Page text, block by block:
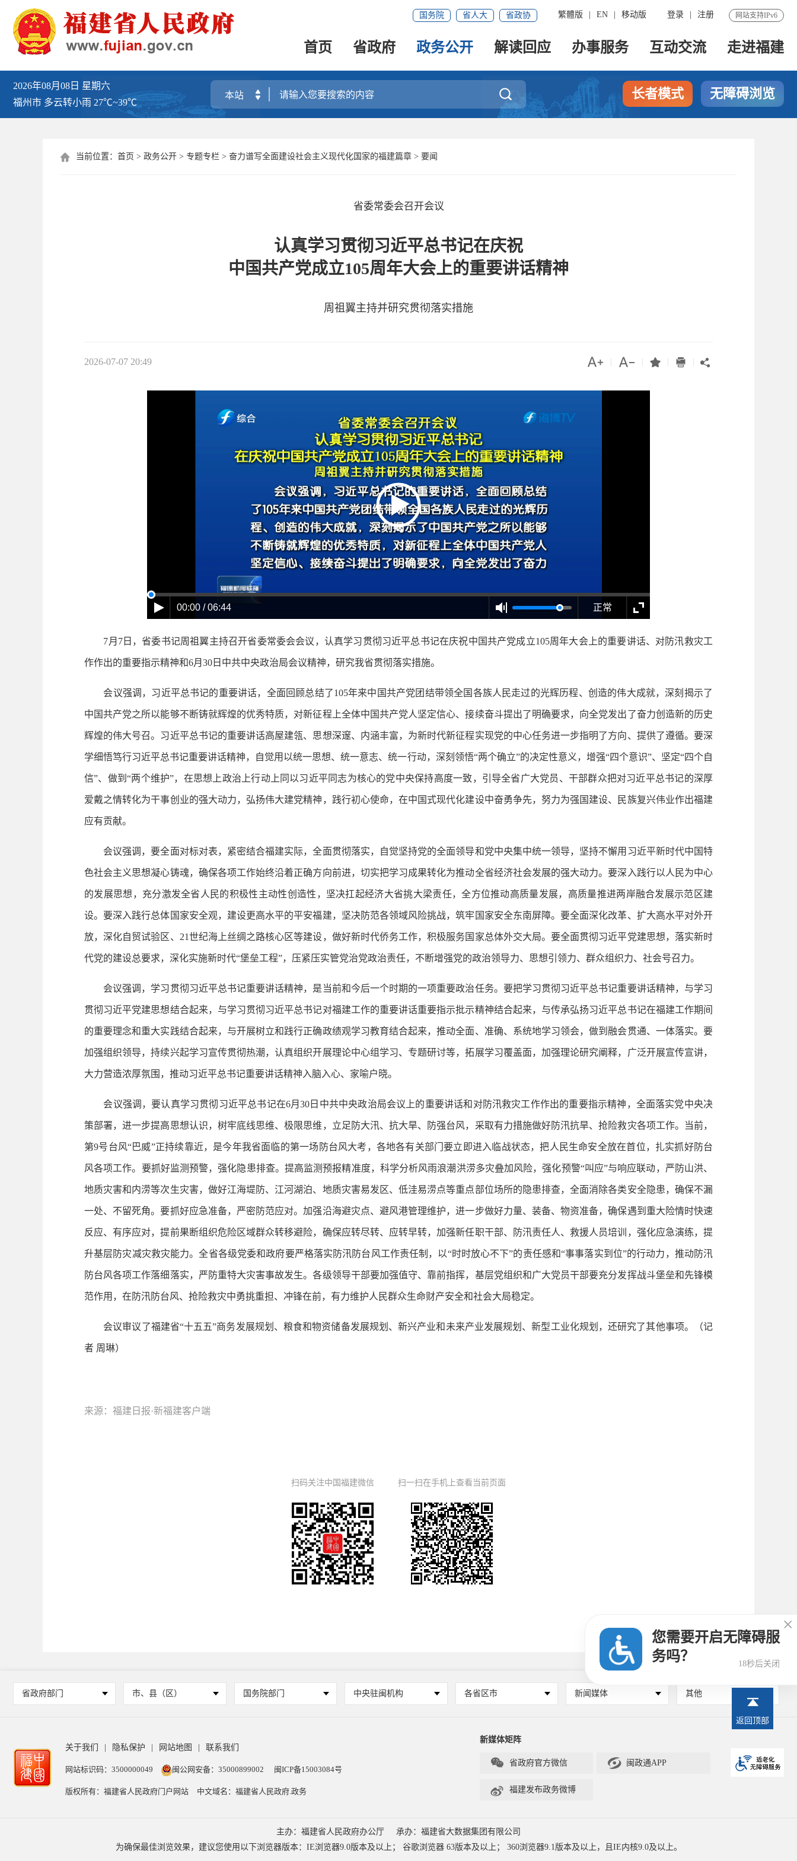
网站支持IPv6
登录 注册
繁體版 EN 移动版
国务院 省人大 省政协
首页 省政府 政务公开 解读回应 办事服务 互动交流 走进福建
2026年08月08日 星期六
福州市 多云转小雨 27℃~39℃
 长者模式 无障碍浏览
 当前位置： 首页 > 政务公开 > 专题专栏 > 奋力谱写全面建设社会主义现代化国家的福建篇章 > 要闻
省委常委会召开会议
认真学习贯彻习近平总书记在庆祝
中国共产党成立105周年大会上的重要讲话精神
周祖翼主持并研究贯彻落实措施
2026-07-07 20:49     
00:00 / 06:44 正常
7月7日，省委书记周祖翼主持召开省委常委会会议，认真学习贯彻习近平总书记在庆祝中国共产党成立105周年大会上的重要讲话、对防汛救灾工
作作出的重要指示精神和6月30日中共中央政治局会议精神，研究我省贯彻落实措施。
会议强调，习近平总书记的重要讲话，全面回顾总结了105年来中国共产党团结带领全国各族人民走过的光辉历程、创造的伟大成就，深刻揭示了
中国共产党之所以能够不断铸就辉煌的优秀特质，对新征程上全体中国共产党人坚定信心、接续奋斗提出了明确要求，向全党发出了奋力创造新的历史
辉煌的伟大号召。习近平总书记的重要讲话高屋建瓴、思想深邃、内涵丰富，为新时代新征程实现党的中心任务进一步指明了方向、提供了遵循。要深
学细悟笃行习近平总书记重要讲话精神，自觉用以统一思想、统一意志、统一行动，深刻领悟“两个确立”的决定性意义，增强“四个意识”、坚定“四个自
信”、做到“两个维护”，在思想上政治上行动上同以习近平同志为核心的党中央保持高度一致，引导全省广大党员、干部群众把对习近平总书记的深厚
爱戴之情转化为干事创业的强大动力，弘扬伟大建党精神，践行初心使命，在中国式现代化建设中奋勇争先，努力为强国建设、民族复兴伟业作出福建
应有贡献。
会议强调，要全面对标对表，紧密结合福建实际，全面贯彻落实，自觉坚持党的全面领导和党中央集中统一领导，坚持不懈用习近平新时代中国特
色社会主义思想凝心铸魂，确保各项工作始终沿着正确方向前进，切实把学习成果转化为推动全省经济社会发展的强大动力。要深入践行以人民为中心
的发展思想，充分激发全省人民的积极性主动性创造性，坚决扛起经济大省挑大梁责任，全方位推动高质量发展，高质量推进两岸融合发展示范区建
设。要深入践行总体国家安全观，建设更高水平的平安福建，坚决防范各领域风险挑战，筑牢国家安全东南屏障。要全面深化改革、扩大高水平对外开
放，深化自贸试验区、21世纪海上丝绸之路核心区等建设，做好新时代侨务工作，积极服务国家总体外交大局。要全面贯彻习近平党建思想，落实新时
代党的建设总要求，深化实施新时代“堡垒工程”，压紧压实管党治党政治责任，不断增强党的政治领导力、思想引领力、群众组织力、社会号召力。
会议强调，学习贯彻习近平总书记重要讲话精神，是当前和今后一个时期的一项重要政治任务。要把学习贯彻习近平总书记重要讲话精神，与学习
贯彻习近平党建思想结合起来，与学习贯彻习近平总书记对福建工作的重要讲话重要指示批示精神结合起来，与传承弘扬习近平总书记在福建工作期间
的重要理念和重大实践结合起来，与开展树立和践行正确政绩观学习教育结合起来，推动全面、准确、系统地学习领会，做到融会贯通、一体落实。要
加强组织领导，持续兴起学习宣传贯彻热潮，认真组织开展理论中心组学习、专题研讨等，拓展学习覆盖面，加强理论研究阐释，广泛开展宣传宣讲，
大力营造浓厚氛围，推动习近平总书记重要讲话精神入脑入心、家喻户晓。
会议强调，要认真学习贯彻习近平总书记在6月30日中共中央政治局会议上的重要讲话和对防汛救灾工作作出的重要指示精神，全面落实党中央决
策部署，进一步提高思想认识，树牢底线思维、极限思维，立足防大汛、抗大旱、防强台风，采取有力措施做好防汛抗旱、抢险救灾各项工作。当前，
第9号台风“巴威”正持续靠近，是今年我省面临的第一场防台风大考，各地各有关部门要立即进入临战状态，把人民生命安全放在首位，扎实抓好防台
风各项工作。要抓好监测预警，强化隐患排查。提高监测预报精准度，科学分析风雨浪潮洪涝多灾叠加风险，强化预警“叫应”与响应联动，严防山洪、
地质灾害和内涝等次生灾害，做好江海堤防、江河湖泊、地质灾害易发区、低洼易涝点等重点部位场所的隐患排查，全面消除各类安全隐患，确保不漏
一处、不留死角。要抓好应急准备，严密防范应对。加强沿海避灾点、避风港管理维护，进一步做好力量、装备、物资准备，确保遇到重大险情时快速
反应、有序应对，提前果断组织危险区域群众转移避险，确保应转尽转、应转早转，加强新任职干部、防汛责任人、救援人员培训，强化应急演练，提
升基层防灾减灾救灾能力。全省各级党委和政府要严格落实防汛防台风工作责任制，以“时时放心不下”的责任感和“事事落实到位”的行动力，推动防汛
防台风各项工作落细落实，严防重特大灾害事故发生。各级领导干部要加强值守、靠前指挥，基层党组织和广大党员干部要充分发挥战斗堡垒和先锋模
范作用，在防汛防台风、抢险救灾中勇挑重担、冲锋在前，有力维护人民群众生命财产安全和社会大局稳定。
会议审议了福建省“十五五”商务发展规划、粮食和物资储备发展规划、新兴产业和未来产业发展规划、新型工业化规划，还研究了其他事项。（记
者 周琳）
来源：福建日报·新福建客户端
扫码关注中国福建微信 扫一扫在手机上查看当前页面
省政府部门 市、县（区） 国务院部门 中央驻闽机构 各省区市 新闻媒体 其他
关于我们 隐私保护 网站地图 联系我们
网站标识码：3500000049 闽公网安备：35000899002 闽ICP备15003084号
版权所有：福建省人民政府门户网站 中文域名：福建省人民政府.政务
新媒体矩阵
 省政府官方微信  闽政通APP
 福建发布政务微博
主办：福建省人民政府办公厅
承办：福建省大数据集团有限公司
为确保最佳浏览效果，建议您使用以下浏览器版本：IE浏览器9.0版本及以上； 谷歌浏览器 63版本及以上； 360浏览器9.1版本及以上，且IE内核9.0及以上。
返回顶部
您需要开启无障碍服
务吗？
17秒后关闭
